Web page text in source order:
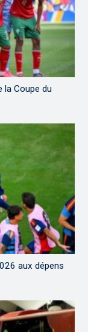
la Coupe du
aux dépens